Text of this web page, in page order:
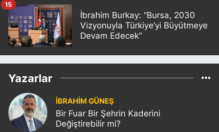
İbrahim Burkay: “Bursa, 2030
Vizyonuyla Türkiye’yi Büyütmeye
Devam Edecek”
15
Yazarlar
İBRAHİM GÜNEŞ
Bir Fuar Bir Şehrin Kaderini
Değiştirebilir mi?